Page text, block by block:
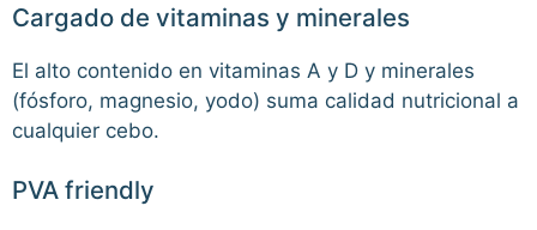
Cargado de vitaminas y minerales
El alto contenido en vitaminas A y D y minerales
(fósforo, magnesio, yodo) suma calidad nutricional a
cualquier cebo.
PVA friendly